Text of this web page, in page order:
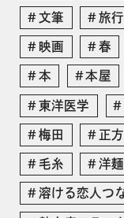
文筆 旅行
映画 春
本 本屋
東洋医学
梅田 正
毛糸 洋
溶ける恋人つ